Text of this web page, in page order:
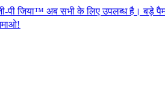
सभी के लिए उपलब्ध है। बड़े पैमाने पर वैश्विक